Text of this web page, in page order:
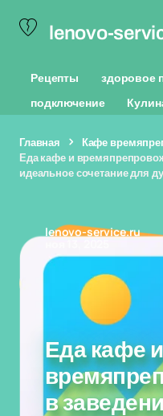
lenovo-
Рецепты здоровое
подключение
Главная
Кафе
Еда кафе и
идеальное сочетание для
lenovo-service.ru
Еда кафе и
в